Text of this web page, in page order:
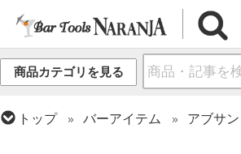
商品カテゴリを見る
トップ バーアイテム
アブサン